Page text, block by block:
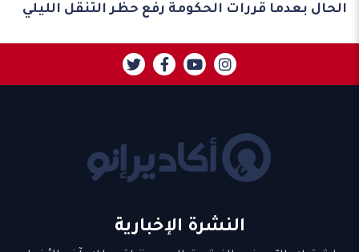
الحال بعدما قررات الحكومة رفع حظر التنقل الليلي
النشرة الإخبارية